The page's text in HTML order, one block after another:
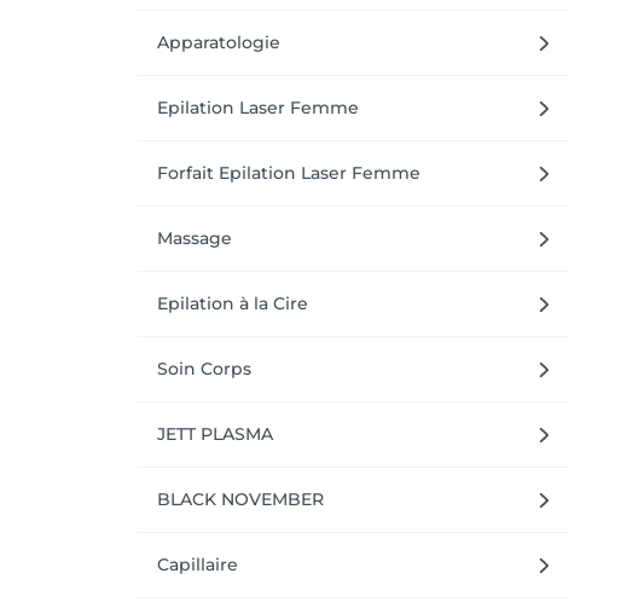
Apparatologie
Epilation Laser Femme
Forfait Epilation Laser Femme
Massage
Epilation à la Cire
Soin Corps
JETT PLASMA
BLACK NOVEMBER
Capillaire